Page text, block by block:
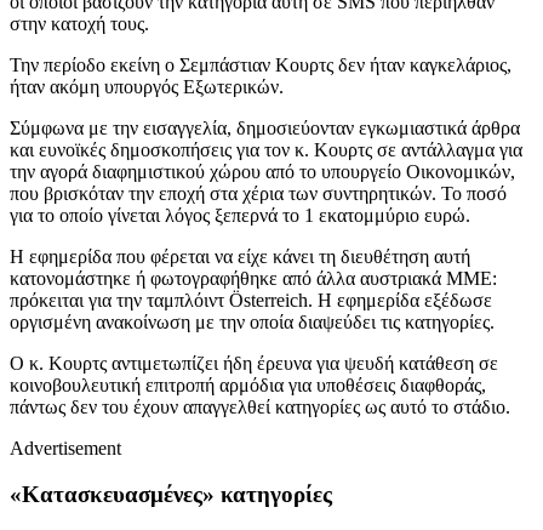
στην κατοχή τους.
Την περίοδο εκείνη ο Σεμπάστιαν Κουρτς δεν ήταν καγκελάριος,
ήταν ακόμη υπουργός Εξωτερικών.
Σύμφωνα με την εισαγγελία, δημοσιεύονταν εγκωμιαστικά άρθρα
και ευνοϊκές δημοσκοπήσεις για τον κ. Κουρτς σε αντάλλαγμα για
την αγορά διαφημιστικού χώρου από το υπουργείο Οικονομικών,
που βρισκόταν την εποχή στα χέρια των συντηρητικών. Το ποσό
για το οποίο γίνεται λόγος ξεπερνά το 1 εκατομμύριο ευρώ.
Η εφημερίδα που φέρεται να είχε κάνει τη διευθέτηση αυτή
κατονομάστηκε ή φωτογραφήθηκε από άλλα αυστριακά ΜΜΕ:
πρόκειται για την ταμπλόιντ Österreich. Η εφημερίδα εξέδωσε
οργισμένη ανακοίνωση με την οποία διαψεύδει τις κατηγορίες.
Ο κ. Κουρτς αντιμετωπίζει ήδη έρευνα για ψευδή κατάθεση σε
κοινοβουλευτική επιτροπή αρμόδια για υποθέσεις διαφθοράς,
πάντως δεν του έχουν απαγγελθεί κατηγορίες ως αυτό το στάδιο.
Advertisement
«Κατασκευασμένες» κατηγορίες